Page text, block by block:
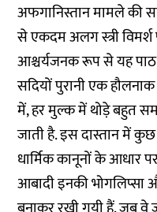
अफगानिस्तान मामले की
से एकदम अलग स्त्री
आश्चर्यजनक रूप से यह
सदियों पुरानी एक
में, हर मुल्क में थोड़े बहुत
जाती है. इस दास्तान में
धार्मिक कानूनों के आधार
आबादी इनकी